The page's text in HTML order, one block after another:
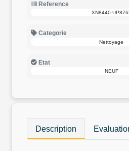
Reference
XN8440-
Categorie
Nettoyage
Etat
NEUF
Description